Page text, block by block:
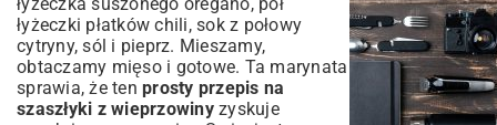
łyżeczki płatków chili, sok z połowy
cytryny, sól i pieprz. Mieszamy,
obtaczamy mięso i gotowe. Ta marynata
sprawia, że ten prosty przepis na
szaszłyki z wieprzowinyzyskuje